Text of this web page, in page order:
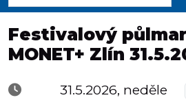
Praha
Festivalový
MONET+ Zlín
31.5.2026, neděle